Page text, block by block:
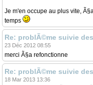
Je m'en occupe au plus vite,
temps
Re: problÃ©me suivie
23 Déc 2012 08:55
merci Ã§a refonctionne
Re: problÃ©me suivie
18 Mar 2013 13:36